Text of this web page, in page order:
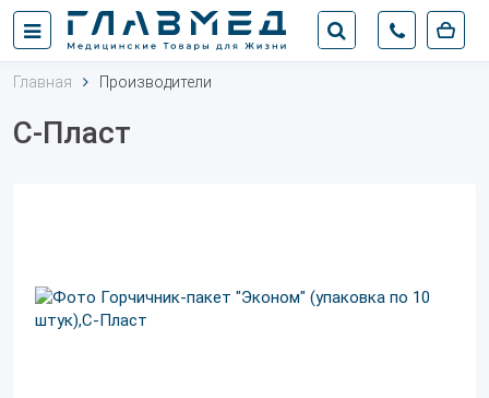
Главная Производители
С-Пласт